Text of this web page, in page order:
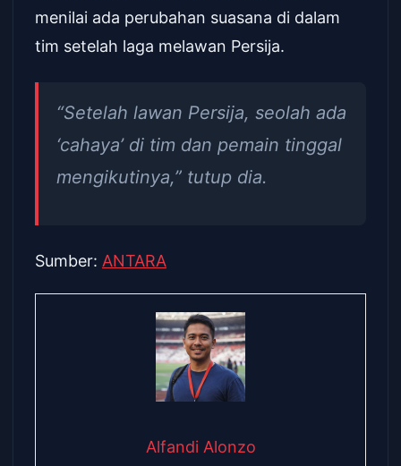
menilai ada perubahan suasana di dalam
tim setelah laga melawan Persija.
“Setelah lawan Persija, seolah ada
‘cahaya’ di tim dan pemain tinggal
mengikutinya,” tutup dia.
Sumber: ANTARA
Alfandi Alonzo